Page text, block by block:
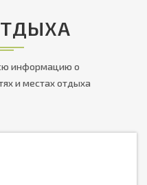
информацию о
и местах отдыха